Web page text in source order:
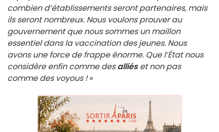
combien d’établissements seront partenaires, mais
ils seront nombreux. Nous voulons prouver au
gouvernement que nous sommes un maillon
essentiel dans la vaccination des jeunes. Nous
avons une force de frappe énorme. Que l’État nous
considère enfin comme desalliéset non pas
comme des voyous !»